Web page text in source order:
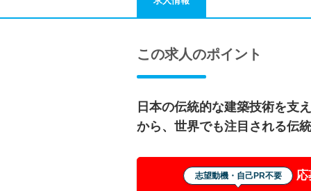
この求人のポイント
日本の伝統的な建築技術を支
から、世界でも注目される伝
志望動機・自己PR不要